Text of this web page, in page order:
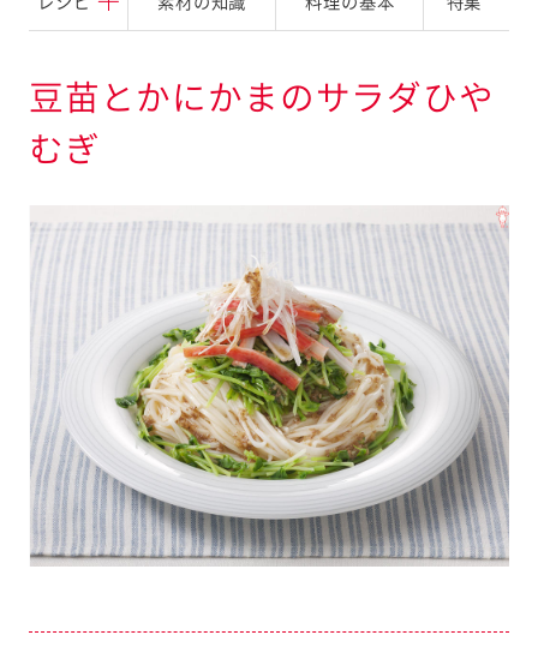
d
c
t
s
a
h
b
t
豆苗とかにかまのサラダひや
むぎ